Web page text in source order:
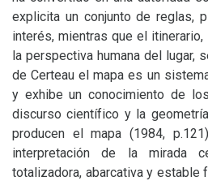
explicita un conjunto de reglas,
interés, mientras que el
la perspectiva humana del lugar,
de Certeau el mapa es un
y exhibe un conocimiento de
discurso científico y la
producen el mapa (1984,
interpretación de la mirada
totalizadora, abarcativa y estable